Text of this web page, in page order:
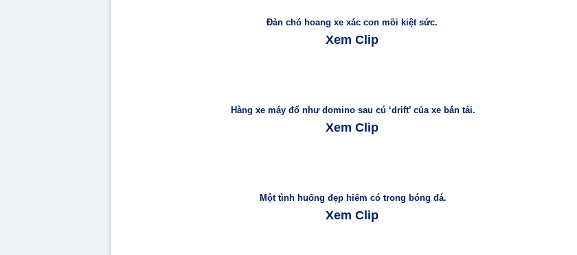
Đàn chó hoang xe xác con mồi kiệt sức.
Xem Clip
Hàng xe máy đổ như domino sau cú ‘drift’ của xe bán tải.
Xem Clip
Một tình huống đẹp hiếm có trong bóng đá.
Xem Clip